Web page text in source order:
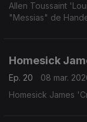
Allen Toussaint
"Messias" de
Homesick
Ep. 20
08 mar.
Homesick James